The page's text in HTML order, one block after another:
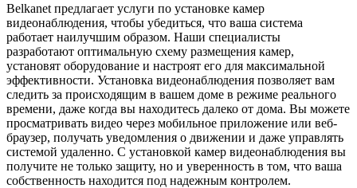
Belkanet предлагает услуги по установке камер
видеонаблюдения, чтобы убедиться, что ваша система
работает наилучшим образом. Наши специалисты
разработают оптимальную схему размещения камер,
установят оборудование и настроят его для максимальной
эффективности. Установка видеонаблюдения позволяет вам
следить за происходящим в вашем доме в режиме реального
времени, даже когда вы находитесь далеко от дома. Вы можете
просматривать видео через мобильное приложение или веб-
браузер, получать уведомления о движении и даже управлять
системой удаленно. С установкой камер видеонаблюдения вы
получите не только защиту, но и уверенность в том, что ваша
собственность находится под надежным контролем.